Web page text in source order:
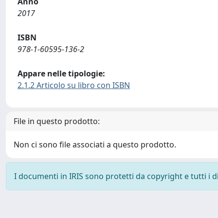
2017
ISBN
978-1-60595-136-2
Appare nelle tipologie:
2.1.2 Articolo su libro con ISBN
File in questo prodotto:
Non ci sono file associati a questo prodotto.
I documenti in IRIS sono protetti da copyright e tutti i